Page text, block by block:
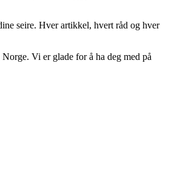
seire. Hver artikkel, hvert råd og hver
Vi er glade for å ha deg med på